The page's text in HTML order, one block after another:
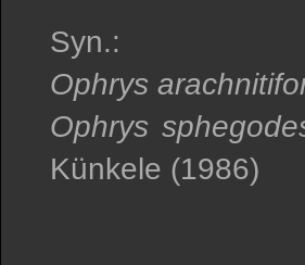
Syn.:
Ophrys
Ophrys
Künkele (1986)